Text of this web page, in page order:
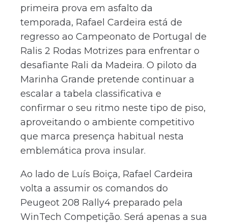
primeira prova em asfalto da
temporada, Rafael Cardeira está de
regresso ao Campeonato de Portugal de
Ralis 2 Rodas Motrizes para enfrentar o
desafiante Rali da Madeira. O piloto da
Marinha Grande pretende continuar a
escalar a tabela classificativa e
confirmar o seu ritmo neste tipo de piso,
aproveitando o ambiente competitivo
que marca presença habitual nesta
emblemática prova insular.
Ao lado de Luís Boiça, Rafael Cardeira
volta a assumir os comandos do
Peugeot 208 Rally4 preparado pela
WinTech Competição. Será apenas a sua